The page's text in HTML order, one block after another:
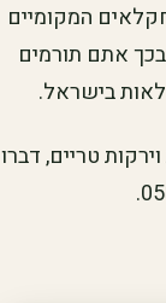
המקומיים
אתם תורמים
בישראל.
טריים, דברו